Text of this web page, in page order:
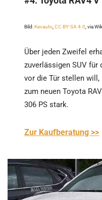
Bild:Kevauto ,CC BY-SA 4.0 , via
Über jeden Zweifel
zuverlässigen SUV für
vor die Tür stellen
zum neuen Toyota
306 PS stark.
Zur Kaufberatung >>